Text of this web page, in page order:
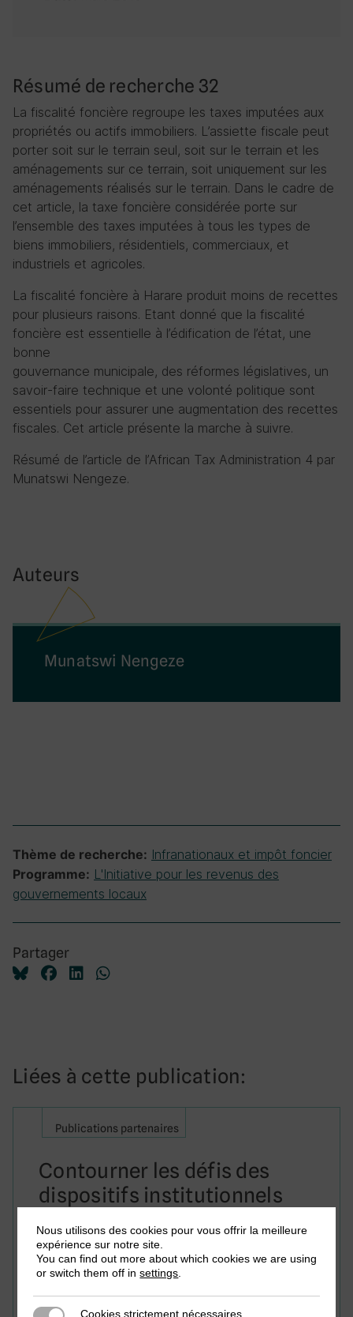
Résumé de recherche 32
La fiscalité foncière regroupe les taxes imputées aux
propriétés ou actifs immobiliers. L’assiette fiscale peut
porter soit sur le terrain seul, soit sur le terrain et les
aménagements sur ce terrain, soit uniquement sur les
aménagements réalisés sur le terrain. Dans le cadre de
cet article, la taxe foncière considérée porte sur
l’ensemble des taxes imputées à tous les types de
biens immobiliers, résidentiels, commerciaux, et
industriels et agricoles.
La fiscalité foncière à Harare produit moins de recettes
pour plusieurs raisons. Etant donné que la fiscalité
foncière est essentielle à l’édification de l’état, une
bonne
gouvernance municipale, des réformes législatives, un
savoir-faire technique et une volonté politique sont
essentiels pour assurer une augmentation des recettes
fiscales. Cet article présente la marche à suivre.
Résumé de l’article de l’African Tax Administration 4 par
Munatswi Nengeze.
Auteurs
Munatswi Nengeze
Thème de recherche: Infranationaux et impôt foncier
Programme: L'Initiative pour les revenus des
gouvernements locaux
Partager
Liées à cette publication:
Publications partenaires
Contourner les défis des
dispositifs institutionnels
de la taxe foncière : ce que
nous apprend le cas du Bénin
Nous utilisons des cookies pour vous offrir la meilleure
expérience sur notre site.
You can find out more about which cookies we are using
or switch them off insettings
Cookies strictement nécessaires